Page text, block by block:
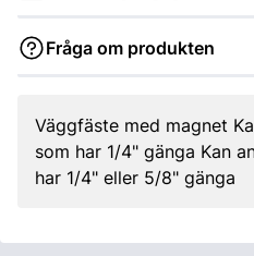
Fråga om produkten
Väggfäste med magnet
som har 1/4" gänga Kan
har 1/4" eller 5/8" gänga